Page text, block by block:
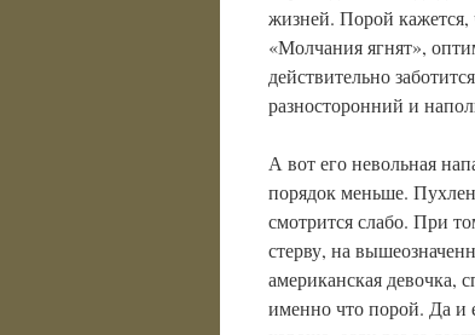
жизней. Порой кажется,
«Молчания ягнят»,
действительно
разносторонний и
А вот его невольная
порядок меньше.
смотрится слабо. При
стерву, на
американская девочка,
именно что порой. Да и